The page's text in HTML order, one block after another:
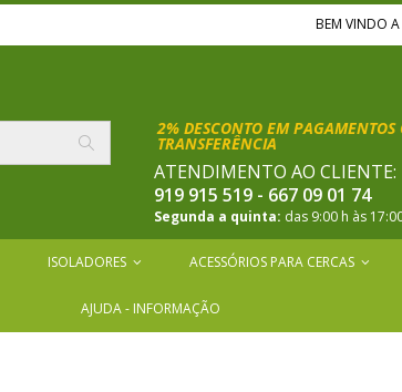
BEM VINDO A
2% DESCONTO EM PAGAMENTOS
TRANSFERÊNCIA
ATENDIMENTO AO CLIENTE:
919 915 519 - 667 09 01 74
Segunda a quinta: das 9:00 h às
ISOLADORES ACESSÓRIOS PARA CERCAS
AJUDA - INFORMAÇÃO